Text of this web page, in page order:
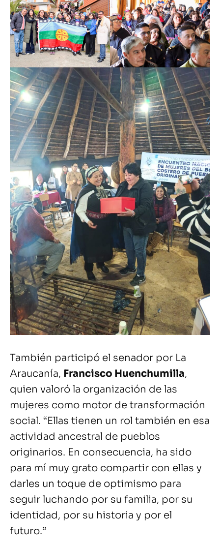
También participó el senador por La
Araucanía, Francisco Huenchumilla,
quien valoró la organización de las
mujeres como motor de transformación
social. “Ellas tienen un rol también en esa
actividad ancestral de pueblos
originarios. En consecuencia, ha sido
para mí muy grato compartir con ellas y
darles un toque de optimismo para
seguir luchando por su familia, por su
identidad, por su historia y por el
futuro.”